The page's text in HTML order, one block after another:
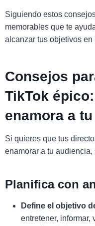
Siguiendo estos
memorables que te
alcanzar tus objetivos en
Consejos
TikTok
enamora a
Si quieres que tus
enamorar a tu
Planifica con
Define el objetivo
entretener, informar,